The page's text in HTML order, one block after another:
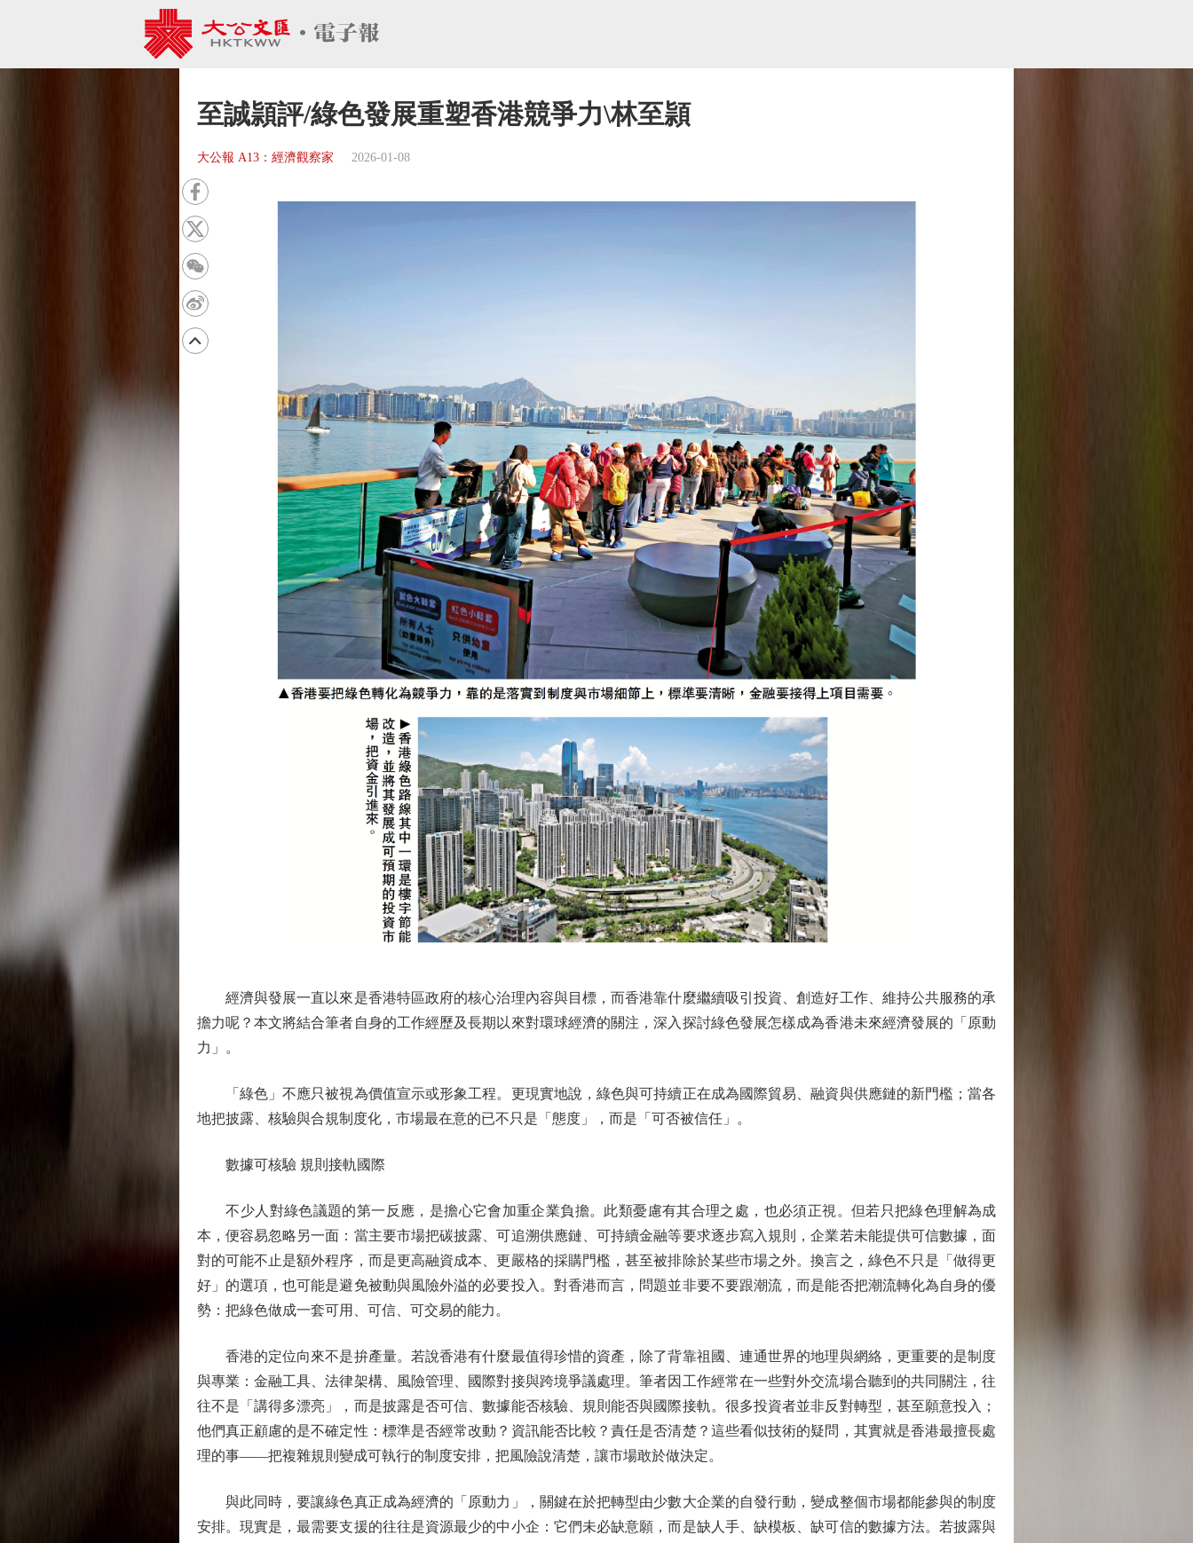
至誠頴評/綠色發展重塑香港競爭力\林至頴
大公報 A13：經濟觀察家 2026-01-08
經濟與發展一直以來是香港特區政府的核心治理內容與目標，而香港靠什麼繼續吸引投資、創造好工作、維持公共服務的承
擔力呢？本文將結合筆者自身的工作經歷及長期以來對環球經濟的關注，深入探討綠色發展怎樣成為香港未來經濟發展的「原動
力」。
「綠色」不應只被視為價值宣示或形象工程。更現實地說，綠色與可持續正在成為國際貿易、融資與供應鏈的新門檻；當各
地把披露、核驗與合規制度化，市場最在意的已不只是「態度」，而是「可否被信任」。
數據可核驗 規則接軌國際
不少人對綠色議題的第一反應，是擔心它會加重企業負擔。此類憂慮有其合理之處，也必須正視。但若只把綠色理解為成
本，便容易忽略另一面：當主要市場把碳披露、可追溯供應鏈、可持續金融等要求逐步寫入規則，企業若未能提供可信數據，面
對的可能不止是額外程序，而是更高融資成本、更嚴格的採購門檻，甚至被排除於某些市場之外。換言之，綠色不只是「做得更
好」的選項，也可能是避免被動與風險外溢的必要投入。對香港而言，問題並非要不要跟潮流，而是能否把潮流轉化為自身的優
勢：把綠色做成一套可用、可信、可交易的能力。
香港的定位向來不是拚產量。若說香港有什麼最值得珍惜的資產，除了背靠祖國、連通世界的地理與網絡，更重要的是制度
與專業：金融工具、法律架構、風險管理、國際對接與跨境爭議處理。筆者因工作經常在一些對外交流場合聽到的共同關注，往
往不是「講得多漂亮」，而是披露是否可信、數據能否核驗、規則能否與國際接軌。很多投資者並非反對轉型，甚至願意投入；
他們真正顧慮的是不確定性：標準是否經常改動？資訊能否比較？責任是否清楚？這些看似技術的疑問，其實就是香港最擅長處
理的事——把複雜規則變成可執行的制度安排，把風險說清楚，讓市場敢於做決定。
與此同時，要讓綠色真正成為經濟的「原動力」，關鍵在於把轉型由少數大企業的自發行動，變成整個市場都能參與的制度
安排。現實是，最需要支援的往往是資源最少的中小企：它們未必缺意願，而是缺人手、缺模板、缺可信的數據方法。若披露與